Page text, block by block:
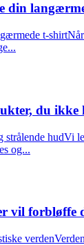
din
t-
du ikke
strålende hudVi
og...
vil forbløffe